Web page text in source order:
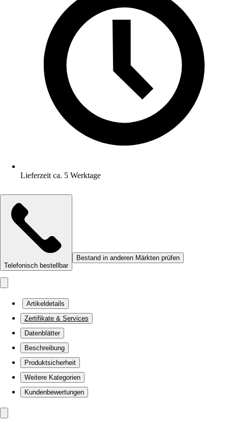
Lieferzeit ca. 5 Werktage
Telefonisch bestellbar
Bestand in anderen Märkten prüfen
Artikeldetails
Zertifikate & Services
Datenblätter
Beschreibung
Produktsicherheit
Weitere Kategorien
Kundenbewertungen